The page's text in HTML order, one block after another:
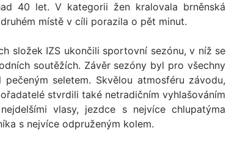
40 let. V kategorii žen kralovala brněnská
místě v cíli porazila o pět minut.
složek IZS ukončili sportovní sezónu, v níž se
soutěžích. Závěr sezóny byl pro všechny
seletem. Skvělou atmosféru závodu,
stvrdili také netradičním vyhlašováním
vlasy, jezdce s nejvíce chlupatýma
s nejvíce odpruženým kolem.